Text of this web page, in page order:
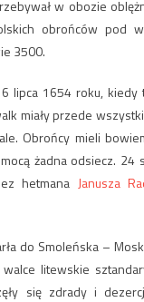
w obozie
obrońców pod
3500.
lipca 1654 roku,
miały przede
Obrońcy mieli
żadna odsiecz. 24
hetmana Janusza
do Smoleńska –
litewskie
się zdrady i